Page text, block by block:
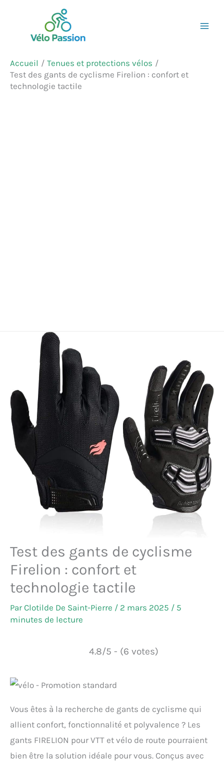
contenu
Accueil
Tenues et protections vélos
Test des gants de cyclisme Firelion : confort et
technologie tactile
Test des gants de cyclisme
Firelion : confort et
technologie tactile
ParClotilde De Saint-Pierre / 2 mars 2025 / 5
minutes de lecture
4.8/5 - (6 votes)
Vous êtes à la recherche de gants de cyclisme qui
allient confort, fonctionnalité et polyvalence ? Les
gants FIRELION pour VTT et vélo de route pourraient
bien être la solution idéale pour vous. Conçus avec